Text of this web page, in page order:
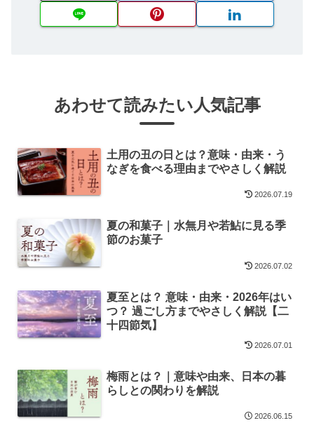
あわせて読みたい人気記事
土用の丑の日とは？意味・由来・う
なぎを食べる理由までやさしく解説
2026.07.19
夏の和菓子｜水無月や若鮎に見る季
節のお菓子
2026.07.02
夏至とは？ 意味・由来・2026年はい
つ？ 過ごし方までやさしく解説【二
十四節気】
2026.07.01
梅雨とは？｜意味や由来、日本の暮
らしとの関わりを解説
2026.06.15